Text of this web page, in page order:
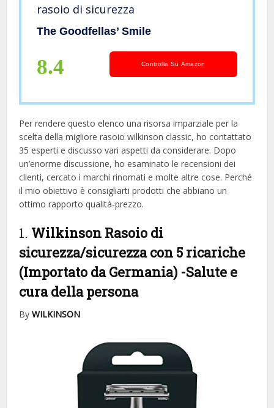
rasoio di sicurezza
The Goodfellas’ Smile
8.4 Controlla Su Amazon
Per rendere questo elenco una risorsa imparziale per la
scelta della migliore rasoio wilkinson classic, ​​ho contattato
35 esperti e discusso vari aspetti da considerare. Dopo
un’enorme discussione, ho esaminato le recensioni dei
clienti, cercato i marchi rinomati e molte altre cose. Perché
il mio obiettivo è consigliarti prodotti che abbiano un
ottimo rapporto qualità-prezzo.
1. Wilkinson Rasoio di
sicurezza/sicurezza con 5 ricariche
(Importato da Germania) -Salute e
cura della persona
ByWILKINSON